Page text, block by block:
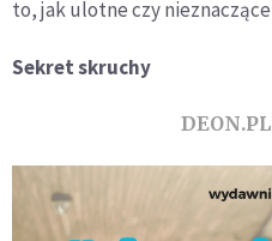
to, jak ulotne czy
Sekret skruchy